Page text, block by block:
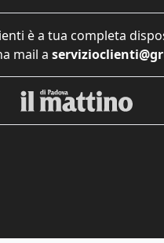
è a tua completa
mail a